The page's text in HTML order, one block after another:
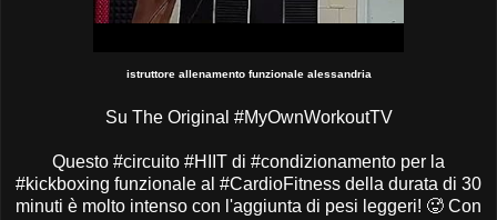
istruttore allenamento funzionale alessandria
Su The Original #MyOwnWorkoutTV
Questo #circuito #HIIT di #condizionamento per la
#kickboxing funzionale al #CardioFitness della durata di 30
minuti è molto intenso con l'aggiunta di pesi leggeri! 🥵 Con